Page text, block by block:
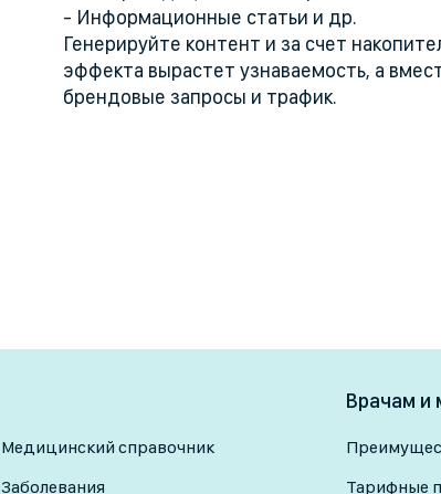
- Информационные статьи и др.
Генерируйте контент и за счет
эффекта вырастет узнаваемость, а
брендовые запросы и трафик.
Медицинский справочник
Заболевания
Врачам и
Тарифные